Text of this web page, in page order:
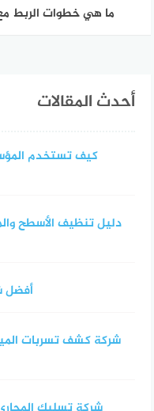
ما هي خطوات الربط مع
أحدث المقالات
كيف تستخدم
دليل تنظيف الأسطح
أفضل
شركة كشف تسربات